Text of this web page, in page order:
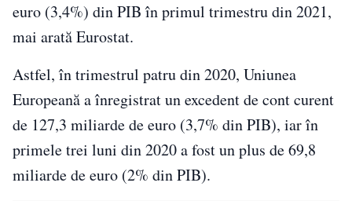
euro (3,4%) din PIB în primul trimestru din 2021,
mai arată Eurostat.
Astfel, în trimestrul patru din 2020, Uniunea
Europeană a înregistrat un excedent de cont curent
de 127,3 miliarde de euro (3,7% din PIB), iar în
primele trei luni din 2020 a fost un plus de 69,8
miliarde de euro (2% din PIB).